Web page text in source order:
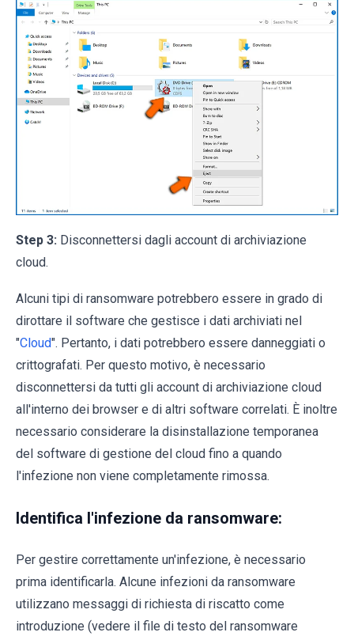
Step 3: Disconnettersi dagli account di archiviazione
cloud.
Alcuni tipi di ransomware potrebbero essere in grado di
dirottare il software che gestisce i dati archiviati nel
"Cloud". Pertanto, i dati potrebbero essere danneggiati o
crittografati. Per questo motivo, è necessario
disconnettersi da tutti gli account di archiviazione cloud
all'interno dei browser e di altri software correlati. È inoltre
necessario considerare la disinstallazione temporanea
del software di gestione del cloud fino a quando
l'infezione non viene completamente rimossa.
Identifica l'infezione da ransomware:
Per gestire correttamente un'infezione, è necessario
prima identificarla. Alcune infezioni da ransomware
utilizzano messaggi di richiesta di riscatto come
introduzione (vedere il file di testo del ransomware